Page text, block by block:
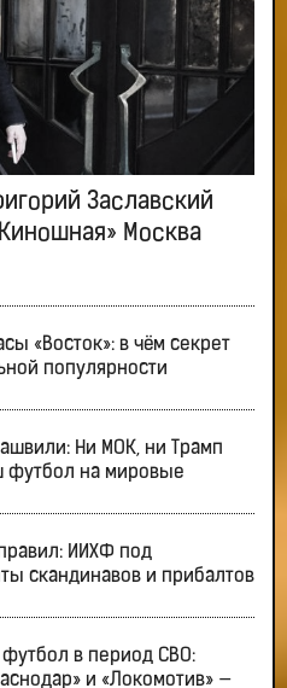
Заславский
Москва
«Восток»: в чём секрет
популярности
Ни МОК, ни Трамп
футбол на мировые
ИИХФ под
скандинавов и прибалтов
футбол в период СВО:
и «Локомотив» —